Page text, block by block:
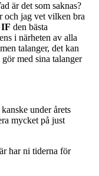
är det som saknas?
och jag vet vilken bra
den bästa
i närheten av alla
talanger, det kan
gör med sina talanger
under årets
mycket på just
har ni tiderna för